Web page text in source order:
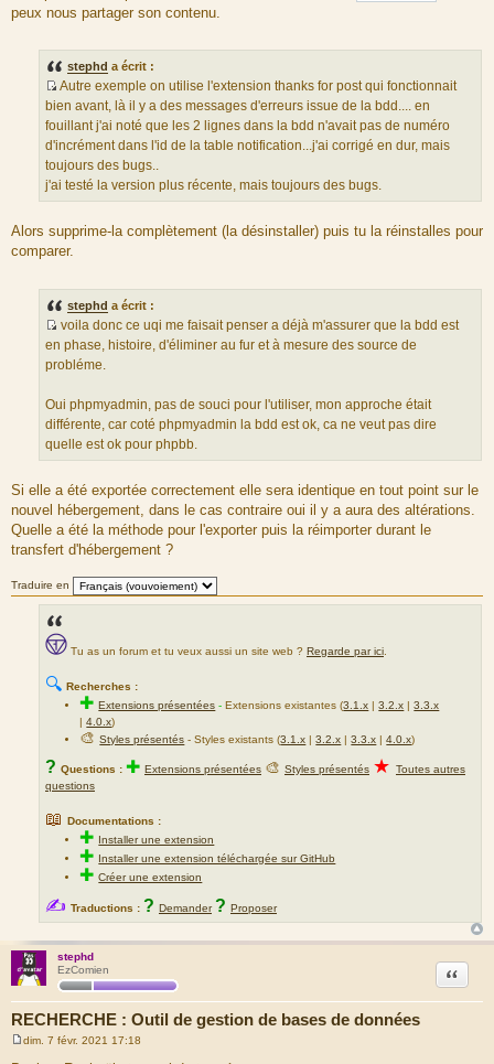
a
e
peux nous partager son contenu.
stephd a écrit :
S
o
u
r
c
e
u
m
s
s
a
g
Autre exemple on utilise l'extension thanks for post qui fonctionnait
bien avant, là il y a des messages d'erreurs issue de la bdd.... en
fouillant j'ai noté que les 2 lignes dans la bdd n'avait pas de numéro
d'incrément dans l'id de la table notification...j'ai corrigé en dur, mais
toujours des bugs..
j'ai testé la version plus récente, mais toujours des bugs.
Alors supprime-la complètement (la désinstaller) puis tu la réinstalles pour
comparer.
stephd a écrit :
S
o
r
c
e
d
m
e
s
s
g
e
voila donc ce uqi me faisait penser a déjà m'assurer que la bdd est
en phase, histoire, d'éliminer au fur et à mesure des source de
probléme.
Oui phpmyadmin, pas de souci pour l'utiliser, mon approche était
différente, car coté phpmyadmin la bdd est ok, ca ne veut pas dire
quelle est ok pour phpbb.
Si elle a été exportée correctement elle sera identique en tout point sur le
nouvel hébergement, dans le cas contraire oui il y a aura des altérations.
Quelle a été la méthode pour l'exporter puis la réimporter durant le
transfert d'hébergement ?
Traduire en
Tu as un forum et tu veux aussi un site web ? Regarde par ici
🔍 Recherches :
✚Extensions présentées -Extensions existantes (3.1.x |3.2.x |3.3.x
|4.0.x)
🎨Styles présentés - Styles existants (3.1.x |3.2.x |3.3.x |4.0.x)
? Questions : ✚ Extensions présentées 🎨 Styles présentés ★ Toutes autres
questions
📖 Documentations :
✚ Installer une extension
✚ Installer une extension téléchargée sur GitHub
✚Créer une extension
✍ Traductions : ? Demander ? Proposer
stephd
EzComien
RECHERCHE : Outil de gestion de bases de données
Citation
dim. 7 févr. 2021 17:18